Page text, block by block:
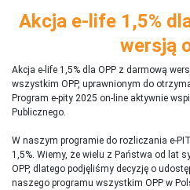
Akcja e-life 1,5%
wersją
Akcja e-life 1,5% dla OPP z darmową
wszystkim OPP, uprawnionym do
Program e-pity 2025 on-line aktywnie
Publicznego.
W naszym programie do rozliczania e-
1,5%. Wiemy, że wielu z Państwa od lat
OPP, dlatego podjęliśmy decyzję o
naszego programu wszystkim OPP w